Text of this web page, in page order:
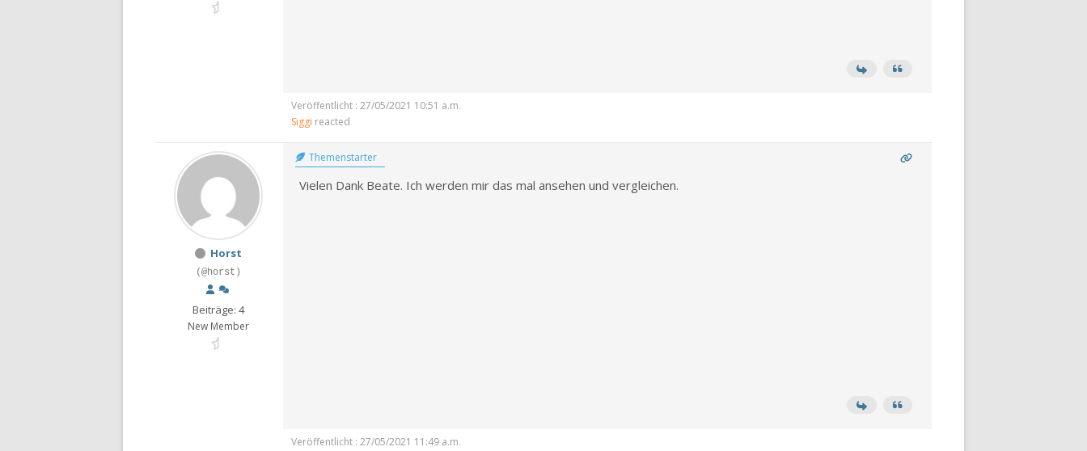
Veröffentlicht : 27/05/2021 10:51 a.m.
Siggi reacted
Horst
(@horst)
Beiträge: 4
New Member
Themenstarter
Vielen Dank Beate. Ich werden mir das mal ansehen und vergleichen.
Veröffentlicht : 27/05/2021 11:49 a.m.